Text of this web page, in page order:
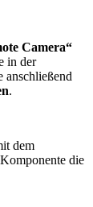
Camera“
in der
anschließend
.
dem
die